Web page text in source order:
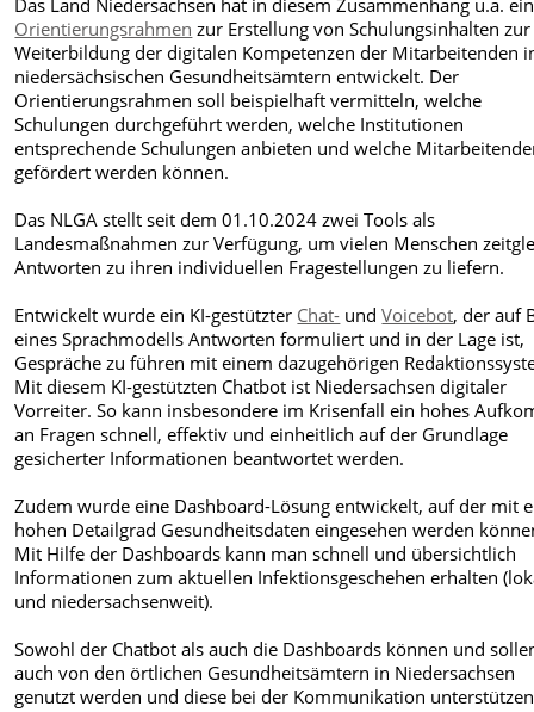
Das Land Niedersachsen hat in diesem Zusammenhang u.a.
Orientierungsrahmen zur Erstellung von Schulungsinhalten zur
Weiterbildung der digitalen Kompetenzen der Mitarbeitenden
niedersächsischen Gesundheitsämtern entwickelt. Der
Orientierungsrahmen soll beispielhaft vermitteln, welche
Schulungen durchgeführt werden, welche Institutionen
entsprechende Schulungen anbieten und welche
gefördert werden können.
Das NLGA stellt seit dem 01.10.2024 zwei Tools als
Landesmaßnahmen zur Verfügung, um vielen Menschen
Antworten zu ihren individuellen Fragestellungen zu liefern.
Entwickelt wurde ein KI-gestützter Chat- undVoicebot, der auf
eines Sprachmodells Antworten formuliert und in der Lage ist,
Gespräche zu führen mit einem dazugehörigen
Mit diesem KI-gestützten Chatbot ist Niedersachsen digitaler
Vorreiter. So kann insbesondere im Krisenfall ein hohes
an Fragen schnell, effektiv und einheitlich auf der Grundlage
gesicherter Informationen beantwortet werden.
Zudem wurde eine Dashboard-Lösung entwickelt, auf der mit
hohen Detailgrad Gesundheitsdaten eingesehen werden
Mit Hilfe der Dashboards kann man schnell und übersichtlich
Informationen zum aktuellen Infektionsgeschehen erhalten
und niedersachsenweit).
Sowohl der Chatbot als auch die Dashboards können und
auch von den örtlichen Gesundheitsämtern in Niedersachsen
genutzt werden und diese bei der Kommunikation